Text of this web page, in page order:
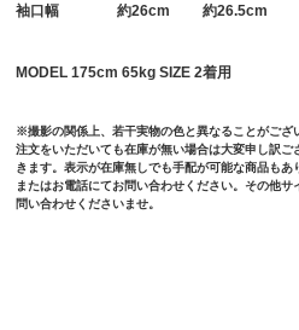
袖口幅 約26cm 約26.5cm
MODEL 175cm 65kg SIZE 2着用
※撮影の関係上、若干実物の色と異なることがご
注文をいただいても在庫が無い場合は大変申し訳
きます。表示が在庫無しでも手配が可能な商品も
またはお電話にてお問い合わせください。その他
問い合わせくださいませ。